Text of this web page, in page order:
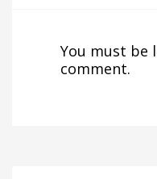
You must be
comment.